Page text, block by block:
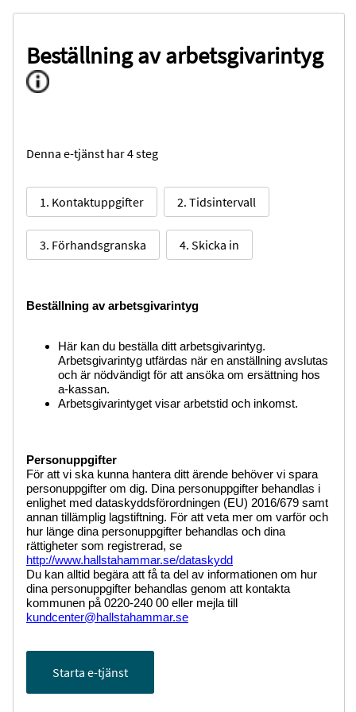
Beställning av arbetsgivarintyg
Denna e-tjänst har 4 steg
1. Kontaktuppgifter 2. Tidsintervall
3. Förhandsgranska 4. Skicka in
Beställning av arbetsgivarintyg
Här kan du beställa ditt arbetsgivarintyg.
Arbetsgivarintyg utfärdas när en anställning avslutas
och är nödvändigt för att ansöka om ersättning hos
a-kassan.
Arbetsgivarintyget visar arbetstid och inkomst.
Personuppgifter
För att vi ska kunna hantera ditt ärende behöver vi spara
personuppgifter om dig. Dina personuppgifter behandlas i
enlighet med dataskyddsförordningen (EU) 2016/679 samt
annan tillämplig lagstiftning. För att veta mer om varför och
hur länge dina personuppgifter behandlas och dina
rättigheter som registrerad, se
http://www.hallstahammar.se/dataskydd
Du kan alltid begära att få ta del av informationen om hur
dina personuppgifter behandlas genom att kontakta
kommunen på 0220-240 00 eller mejla till
kundcenter@hallstahammar.se
Starta e-tjänst